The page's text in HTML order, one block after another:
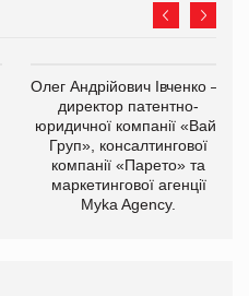
Олег Андрійович Івченко —
директор патентно-
юридичної компанії «Вайз
Груп», консалтингової
компанії «Парето» та
маркетингової агенції
Myka Agency.